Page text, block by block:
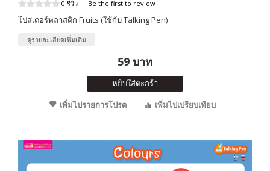
0 รีวิว | Be the first to review
โปสเตอร์พลาสติก Fruits (ใช้กับ Talking Pen)
ดูรายละเอียดเพิ่มเติม
59 บาท
หยิบใส่ตะกร้า
เพิ่มไปรายการโปรด
เพิ่มไปเปรียบเทียบ